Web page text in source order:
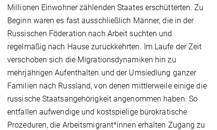
Millionen Einwohner zählenden Staates erschütterten. Zu
Beginn waren es fast ausschließlich Männer, die in der
Russischen Föderation nach Arbeit suchten und
regelmäßig nach Hause zurückkehrten. Im Laufe der Zeit
verschoben sich die Migrationsdynamiken hin zu
mehrjährigen Aufenthalten und der Umsiedlung ganzer
Familien nach Russland, von denen mittlerweile einige die
russische Staatsangehörigkeit angenommen haben. So
entfallen aufwendige und kostspielige bürokratische
Prozeduren, die Arbeitsmigrant*innen erhalten Zugang zu